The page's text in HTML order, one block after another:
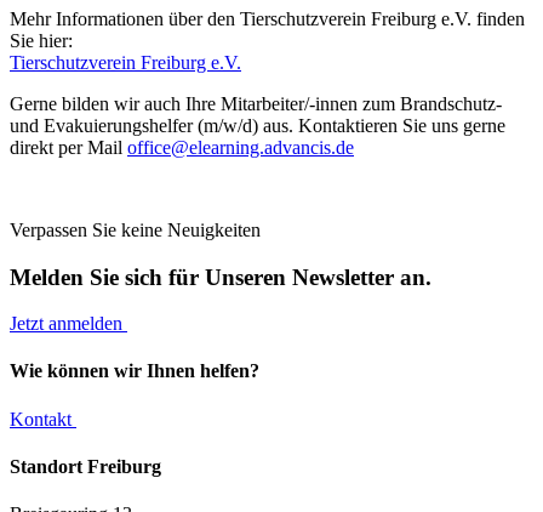
Mehr Informationen über den Tierschutzverein Freiburg e.V. finden
Sie hier:
Tierschutzverein Freiburg e.V.
Gerne bilden wir auch Ihre Mitarbeiter/-innen zum Brandschutz-
und Evakuierungshelfer (m/w/d) aus. Kontaktieren Sie uns gerne
direkt per Mail office@elearning.advancis.de
Verpassen Sie keine Neuigkeiten
Melden Sie sich für Unseren Newsletter an.
Jetzt anmelden
Wie können wir Ihnen helfen?
Kontakt
Standort Freiburg